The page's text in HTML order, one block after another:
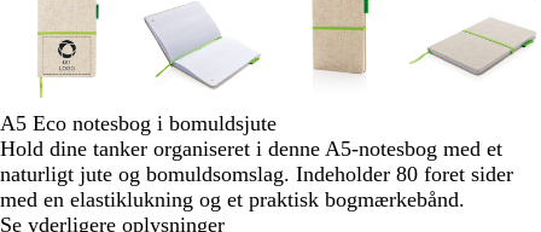
billede
til
minimum
for
at
udvide
tasterne
plus
og
zoome
og
piletasterne
billede
til
minimum
for
at
udvide
tasterne
plus
minus
til
at
zoome
og
piletasterne
billede
minimum
for
at
udvide
tasterne
plus
og
at
zoome
og
piletasterne
billede
tilfor
at
udvide
tasterne
plus
og
at
zoome
A5 Eco notesbog i bomuldsjute
Hold dine tanker organiseret i denne A5-notesbog med et
naturligt jute og bomuldsomslag. Indeholder 80 foret sider
med en elastiklukning og et praktisk bogmærkebånd.
Se yderligere oplysninger